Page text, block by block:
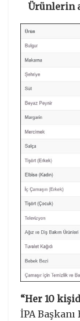
Ürünlerin
“Her 10
İPA